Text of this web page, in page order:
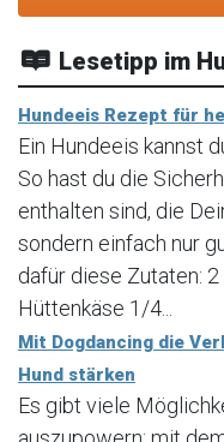
Lesetipp im
Hundeeis Rezept für
Ein Hundeeis kannst
So hast du die
enthalten sind, die
sondern einfach nur
dafür diese Zutaten:
Hüttenkäse 1/4...
Mit Dogdancing die
Hund stärken
Es gibt viele